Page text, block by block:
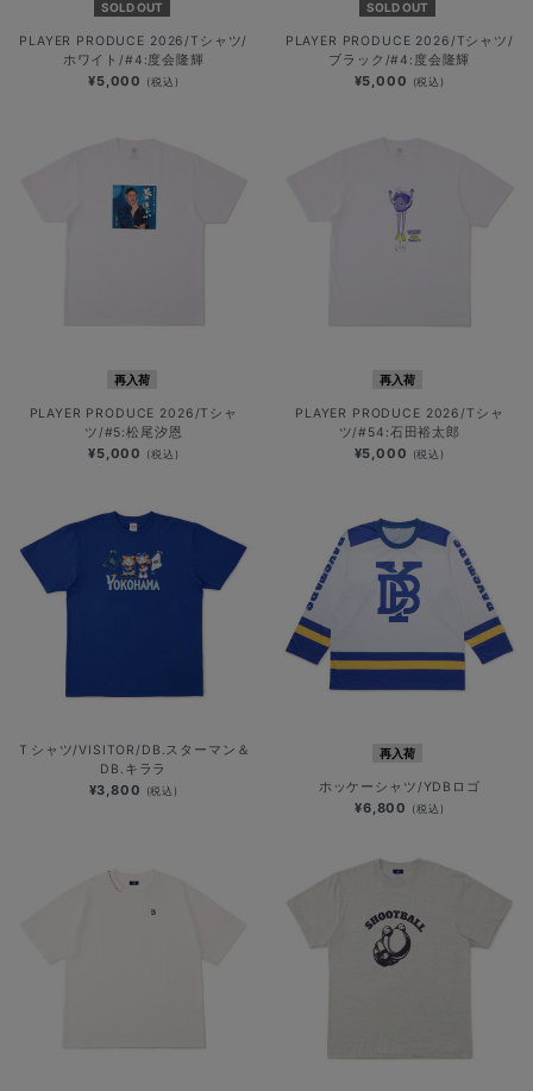
SOLD OUT
PLAYER PRODUCE 2026/Tシャツ/
ホワイト/#4:度会隆輝
¥5,000 (税込)
SOLD OUT
PLAYER PRODUCE 2026/Tシャツ/
ブラック/#4:度会隆輝
¥5,000 (税込)
再入荷
PLAYER PRODUCE 2026/Tシャ
ツ/#5:松尾汐恩
¥5,000 (税込)
再入荷
PLAYER PRODUCE 2026/Tシャ
ツ/#54:石田裕太郎
¥5,000 (税込)
Ｔシャツ/VISITOR/DB.スターマン＆
DB.キララ
¥3,800 (税込)
再入荷
ホッケーシャツ/YDBロゴ
¥6,800 (税込)